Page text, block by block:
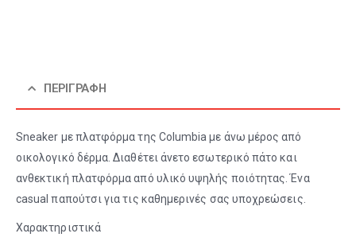
ΠΕΡΙΓΡΑΦΉ
Sneaker με πλατφόρμα της Columbia με άνω μέρος από
οικολογικό δέρμα. Διαθέτει άνετο εσωτερικό πάτο και
ανθεκτική πλατφόρμα από υλικό υψηλής ποιότητας. Ένα
casual παπούτσι για τις καθημερινές σας υποχρεώσεις.
Χαρακτηριστικά